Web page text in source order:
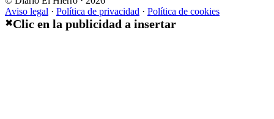
Aviso legal · Política de privacidad · Política de cookies
✖Clic en la publicidad a insertar